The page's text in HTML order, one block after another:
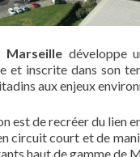
Marseille développe
et inscrite dans son
aux enjeux
est de recréer du lien
circuit court et de
haut de gamme de